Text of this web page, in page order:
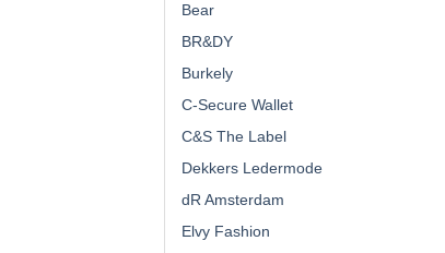
Bear
BR&DY
Burkely
C-Secure Wallet
C&S The Label
Dekkers Ledermode
dR Amsterdam
Elvy Fashion